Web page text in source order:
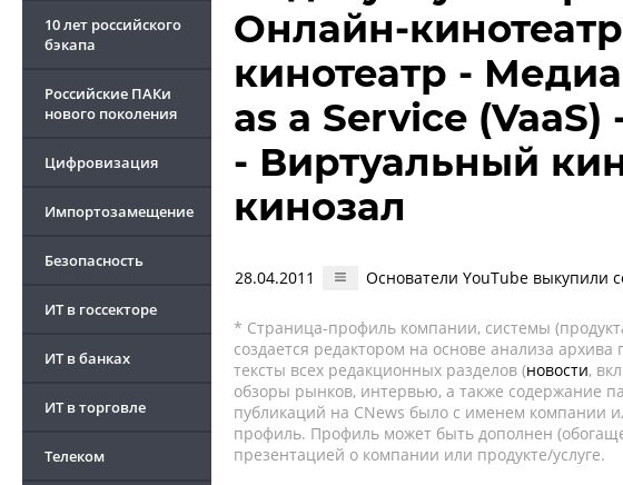
10 лет российского
бэкапа
Российские ПАКи
нового поколения
Цифровизация
Импортозамещение
Безопасность
ИТ в госсекторе
ИТ в банках
ИТ в торговле
Телеком
Онлайн-
кинотеатр -
as a Service
- Виртуальный
кинозал
28.04.2011 Основатели YouTube выкупили
* Страница-профиль компании, системы
создается редактором на основе анализа
тексты всех редакционных разделов (новости,
обзоры рынков, интервью, а также содержание
публикаций на CNews было с именем компании
профиль. Профиль может быть дополнен
презентацией о компании или продукте/услуге.